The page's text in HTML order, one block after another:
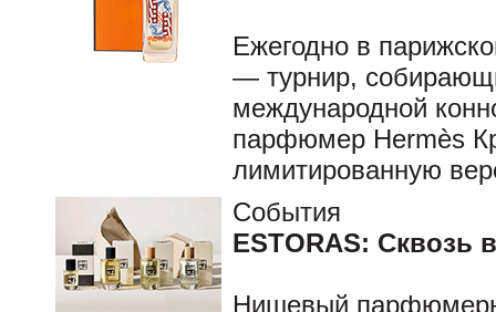
Ежегодно в
— турнир,
международной
парфюмер Hermès
лимитированную
События
ESTORAS: Сквозь
Нишевый